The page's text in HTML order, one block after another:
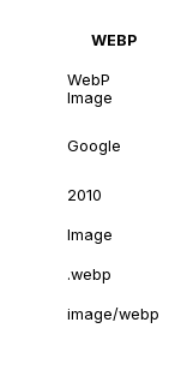
WEBP
WebP
Image
Google
2010
Image
.webp
image/webp